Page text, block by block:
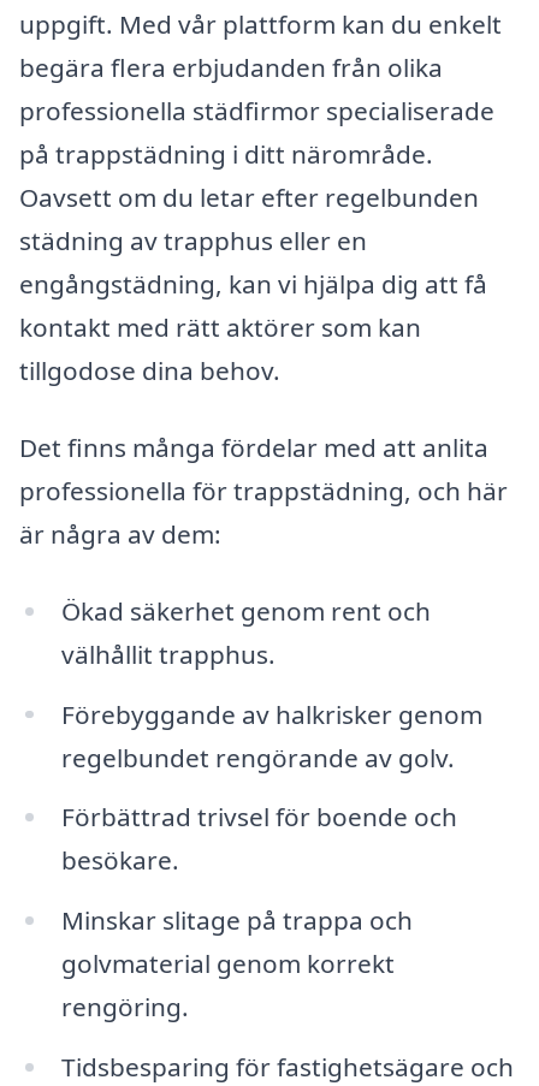
uppgift. Med vår plattform kan du enkelt
begära flera erbjudanden från olika
professionella städfirmor specialiserade
på trappstädning i ditt närområde.
Oavsett om du letar efter regelbunden
städning av trapphus eller en
engångstädning, kan vi hjälpa dig att få
kontakt med rätt aktörer som kan
tillgodose dina behov.
Det finns många fördelar med att anlita
professionella för trappstädning, och här
är några av dem:
Ökad säkerhet genom rent och
välhållit trapphus.
Förebyggande av halkrisker genom
regelbundet rengörande av golv.
Förbättrad trivsel för boende och
besökare.
Minskar slitage på trappa och
golvmaterial genom korrekt
rengöring.
Tidsbesparing för fastighetsägare och